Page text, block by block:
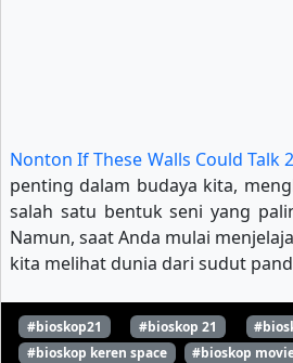
Nonton If These Walls Could Talk 2
penting dalam budaya kita,
salah satu bentuk seni yang
Namun, saat Anda mulai
kita melihat dunia dari sudut
#bioskop21 #bioskop 21
#bioskop keren space
#bioskop